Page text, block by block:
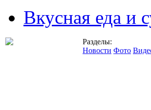
Вкусная еда и
Разделы:
Новости Фото